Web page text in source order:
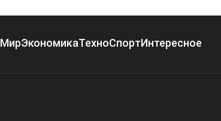
МирЭкономикаТехноСпортИнтересное